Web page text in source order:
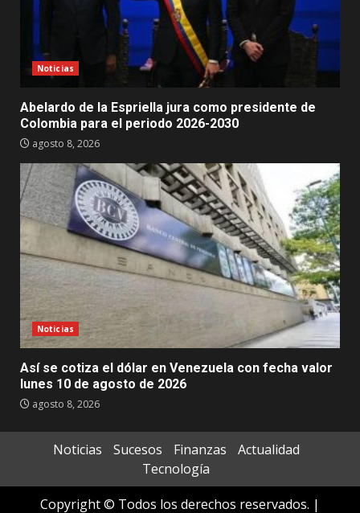
Noticias
Abelardo de la Espriella jura como presidente de
Colombia para el periodo 2026-2030
agosto 8, 2026
Noticias
Así se cotiza el dólar en Venezuela con fecha valor
lunes 10 de agosto de 2026
agosto 8, 2026
Noticias Sucesos Finanzas
Actualidad
Tecnología
Copyright © Todos los derechos reservados. |